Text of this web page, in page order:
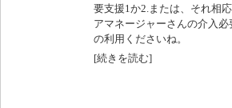
要支援1か2.または、それ相
アマネージャーさんの介入必
の利用くださいね。
[続きを読む]